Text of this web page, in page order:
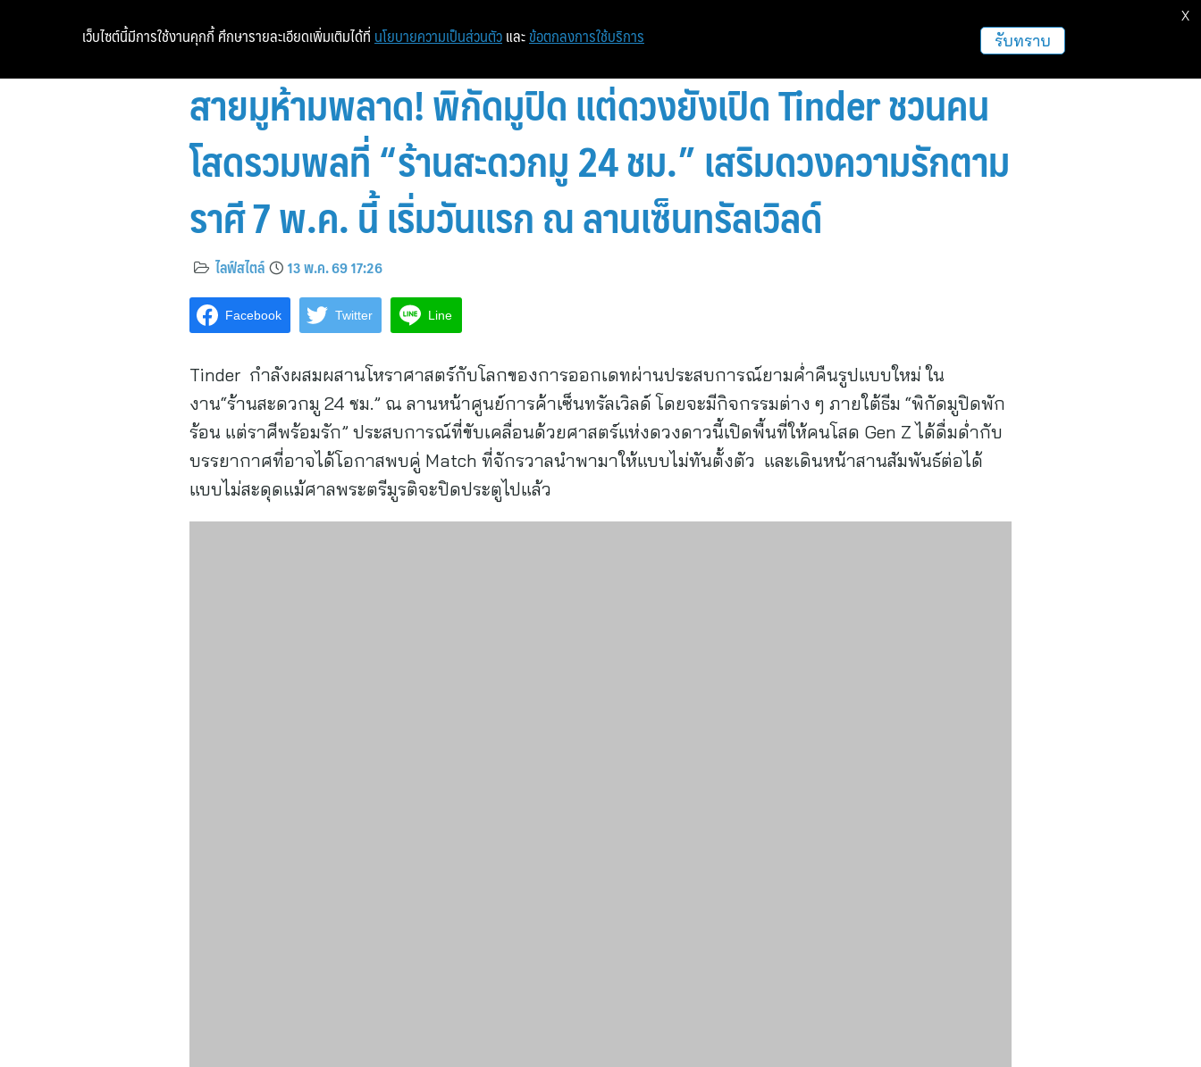
หน้าแรก ท่องเที่ยว ฝากข่าวประชาสัมพันธ์
สายมูห้ามพลาด! พิกัดมูปิด แต่ดวงยังเปิด Tinder ชวนคน
โสดรวมพลที่ “ร้านสะดวกมู 24 ชม.” เสริมดวงความรักตาม
ราศี 7 พ.ค. นี้ เริ่มวันแรก ณ ลานเซ็นทรัลเวิลด์
ไลฟ์สไตล์ 13 พ.ค. 69 17:26
Facebook Twitter Line
Tinder กำลังผสมผสานโหราศาสตร์กับโลกของการออกเดทผ่านประสบการณ์ยามค่ำคืนรูปแบบใหม่ ใน
งาน“ร้านสะดวกมู 24 ชม.” ณ ลานหน้าศูนย์การค้าเซ็นทรัลเวิลด์ โดยจะมีกิจกรรมต่าง ๆ ภายใต้ธีม “พิกัดมูปิดพัก
ร้อน แต่ราศีพร้อมรัก” ประสบการณ์ที่ขับเคลื่อนด้วยศาสตร์แห่งดวงดาวนี้เปิดพื้นที่ให้คนโสด Gen Z ได้ดื่มด่ำกับ
บรรยากาศที่อาจได้โอกาสพบคู่ Match ที่จักรวาลนำพามาให้แบบไม่ทันตั้งตัว และเดินหน้าสานสัมพันธ์ต่อได้
แบบไม่สะดุดแม้ศาลพระตรีมูรติจะปิดประตูไปแล้ว
เว็บไซต์นี้มีการใช้งานคุกกี้ ศึกษารายละเอียดเพิ่มเติมได้ที่ นโยบายความเป็นส่วนตัว และ ข้อตกลงการใช้บริการ รับทราบ
X